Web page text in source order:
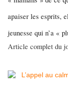
apaiser les esprits,
jeunesse qui n’a «
Article complet du